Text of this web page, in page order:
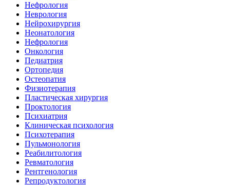
Нефрология
Неврология
Нейрохирургия
Неонатология
Нефрология
Онкология
Педиатрия
Ортопедия
Остеопатия
Физиотерапия
Пластическая хирургия
Проктология
Психиатрия
Клиническая психология
Психотерапия
Пульмонология
Реабилитология
Ревматология
Рентгенология
Репродуктология